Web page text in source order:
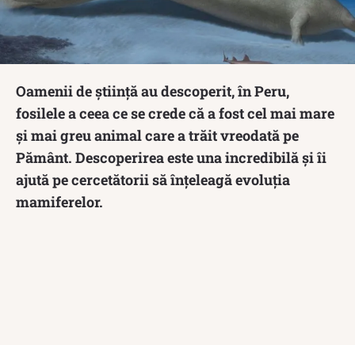
Oamenii de știință au descoperit, în Peru,
fosilele a ceea ce se crede că a fost cel mai mare
și mai greu animal care a trăit vreodată pe
Pământ. Descoperirea este una incredibilă și îi
ajută pe cercetătorii să înțeleagă evoluția
mamiferelor.